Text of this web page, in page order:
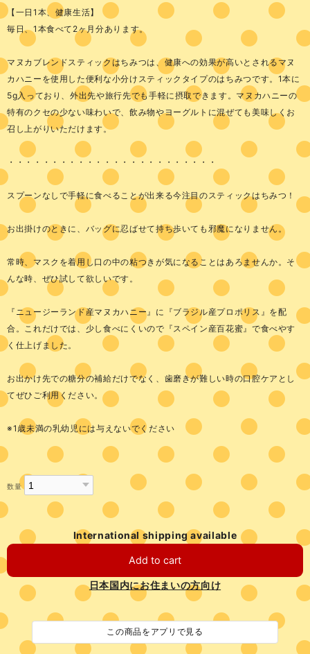
【一日1本、健康生活】
毎日、1本食べて2ヶ月分あります。
マヌカブレンドスティックはちみつは、健康への効果が高いとされるマヌ
カハニーを使用した便利な小分けスティックタイプのはちみつです。1本に
5g入っており、外出先や旅行先でも手軽に摂取できます。マヌカハニーの
特有のクセの少ない味わいで、飲み物やヨーグルトに混ぜても美味しくお
召し上がりいただけます。
・・・・・・・・・・・・・・・・・・・・・・・・
スプーンなしで手軽に食べることが出来る今注目のスティックはちみつ！
お出掛けのときに、バッグに忍ばせて持ち歩いても邪魔になりません。
常時、マスクを着用し口の中の粘つきが気になることはあろませんか。そ
んな時、ぜひ試して欲しいです。
『ニュージーランド産マヌカハニー』に『ブラジル産プロポリス』を配
合。これだけでは、少し食べにくいので『スペイン産百花蜜』で食べやす
く仕上げました。
お出かけ先での糖分の補給だけでなく、歯磨きが難しい時の口腔ケアとし
てぜひご利用ください。
※1歳未満の乳幼児には与えないでください
数量
International shipping available
Add to cart
日本国内にお住まいの方向け
この商品をアプリで見る